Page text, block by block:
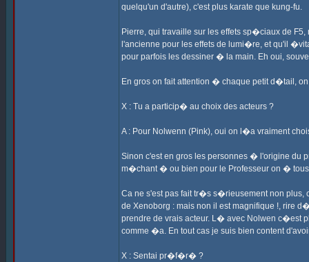
quelqu'un d'autre), c'est plus karate que kung-fu.
Pierre, qui travaille sur les effets sp�ciaux de
l'ancienne pour les effets de lumi�re, et qu'il
pour parfois les dessiner � la main. Eh oui,
En gros on fait attention � chaque petit d�tail,
X : Tu a particip� au choix des acteurs ?
A : Pour Nolwenn (Pink), oui on l�a vraiment
Sinon c'est en gros les personnes � l'origine du
m�chant � ou bien pour le Professeur on �
Ca ne s'est pas fait tr�s s�rieusement non plus,
de Xenoborg : mais non il est magnifique !, rire
prendre de vrais acteur. L� avec Nolwen c�est
comme �a. En tout cas je suis bien content
X : Sentai pr�f�r� ?